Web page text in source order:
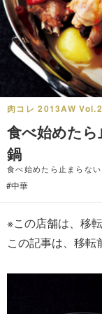
肉コレ 2013AW Vol.2
食べ始めた
鍋
食べ始めたら止まらな
#中華
※この店舗は、移
この記事は、移転